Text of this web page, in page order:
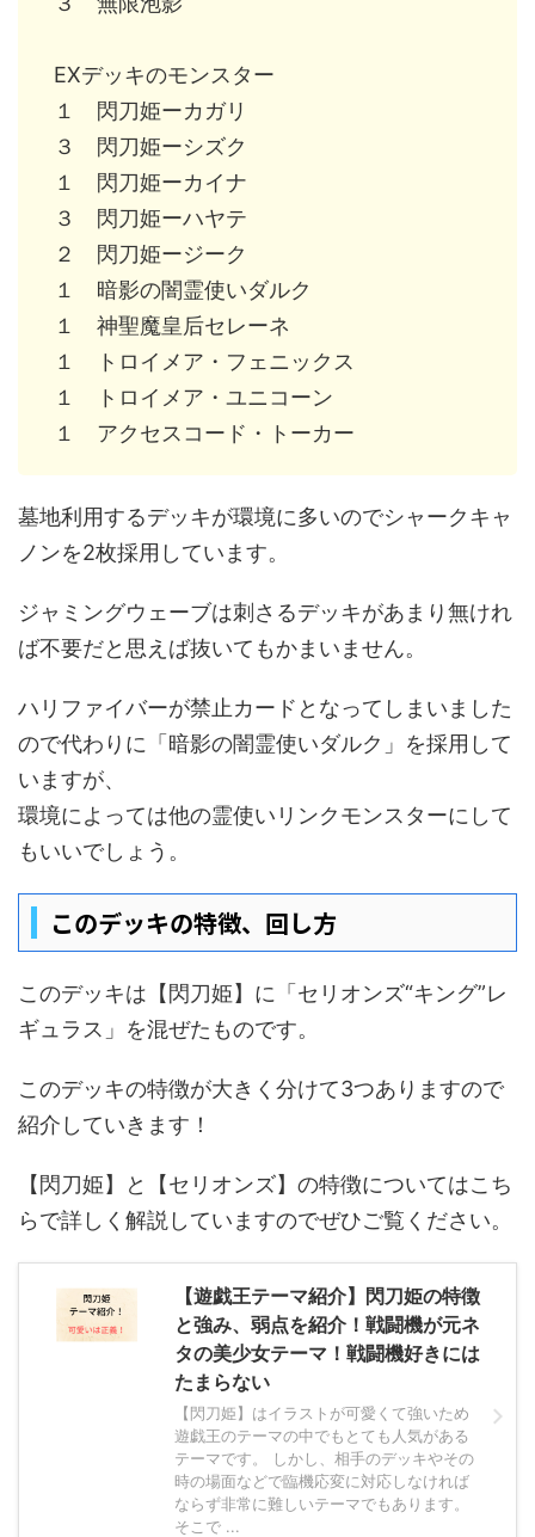
EXデッキのモンスター
１ 閃刀姫ーカガリ
３ 閃刀姫ーシズク
１ 閃刀姫ーカイナ
３ 閃刀姫ーハヤテ
２ 閃刀姫ージーク
１ 暗影の闇霊使いダルク
１ 神聖魔皇后セレーネ
１ トロイメア・フェニックス
１ トロイメア・ユニコーン
１ アクセスコード・トーカー
墓地利用するデッキが環境に多いのでシャークキャ
ノンを2枚採用しています。
ジャミングウェーブは刺さるデッキがあまり無けれ
ば不要だと思えば抜いてもかまいません。
ハリファイバーが禁止カードとなってしまいました
ので代わりに「暗影の闇霊使いダルク」を採用して
いますが、
環境によっては他の霊使いリンクモンスターにして
もいいでしょう。
このデッキの特徴、回し方
このデッキは【閃刀姫】に「セリオンズ“キング”レ
ギュラス」を混ぜたものです。
このデッキの特徴が大きく分けて3つありますので
紹介していきます！
【閃刀姫】と【セリオンズ】の特徴についてはこち
らで詳しく解説していますのでぜひご覧ください。
【遊戯王テーマ紹介】閃刀姫の特徴
と強み、弱点を紹介！戦闘機が元ネ
タの美少女テーマ！戦闘機好きには
たまらない
【閃刀姫】はイラストが可愛くて強いため
遊戯王のテーマの中でもとても人気がある
テーマです。 しかし、相手のデッキやその
時の場面などで臨機応変に対応しなければ
ならず非常に難しいテーマでもあります。
そこで ...